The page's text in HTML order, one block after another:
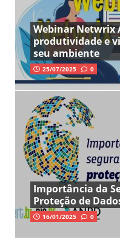
Webinar Netwrix
produtividade e
seu ambiente
25/07/2025 0
Importância da
Proteção de
16/01/2025 0